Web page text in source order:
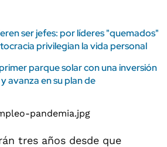
ser jefes: por líderes "quemados"
privilegian la vida personal
parque solar con una inversión
avanza en su plan de
tres años desde que